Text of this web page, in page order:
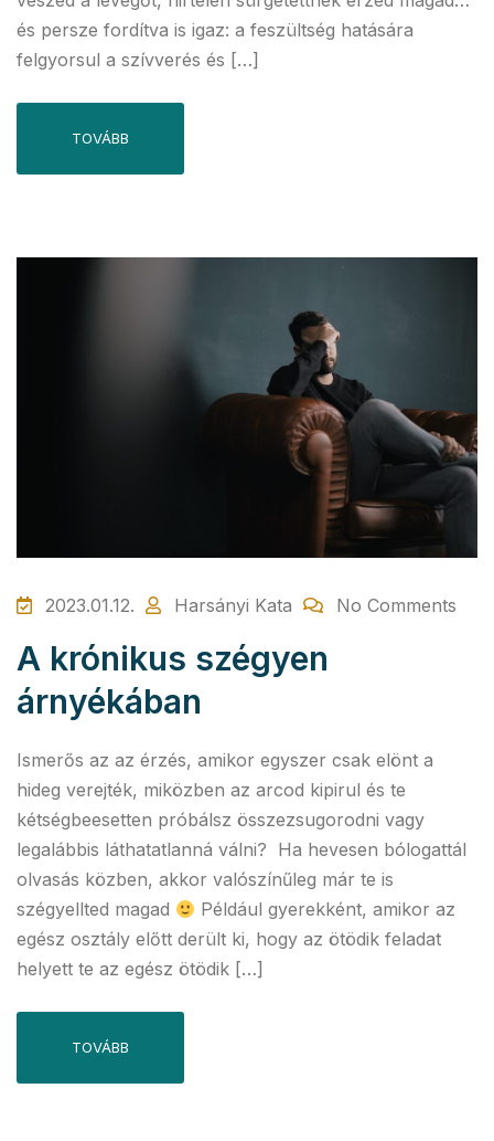
és persze fordítva is igaz: a feszültség hatására
felgyorsul a szívverés és […]
TOVÁBB
2023.01.12. Harsányi Kata No Comments
A krónikus szégyen
árnyékában
Ismerős az az érzés, amikor egyszer csak elönt a
hideg verejték, miközben az arcod kipirul és te
kétségbeesetten próbálsz összezsugorodni vagy
legalábbis láthatatlanná válni? Ha hevesen bólogattál
olvasás közben, akkor valószínűleg már te is
szégyellted magad
Például gyerekként, amikor az
egész osztály előtt derült ki, hogy az ötödik feladat
helyett te az egész ötödik […]
TOVÁBB